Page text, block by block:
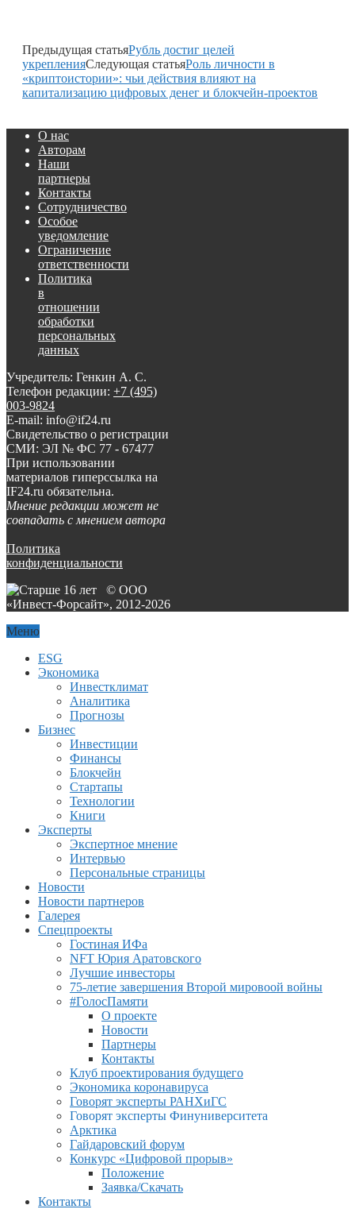
Предыдущая статьяРубль достиг целей
укрепленияСледующая статьяРоль личности в
«криптоистории»: чьи действия влияют на
капитализацию цифровых денег и блокчейн-проектов
О нас
Авторам
Наши
партнеры
Контакты
Сотрудничество
Особое
уведомление
Ограничение
ответственности
Политика
в
отношении
обработки
персональных
данных
Учредитель: Генкин А. С.
Телефон редакции: +7 (495)
003-9824
E-mail: info@if24.ru
Свидетельство о регистрации
СМИ: ЭЛ № ФС 77 - 67477
При использовании
материалов гиперссылка на
IF24.ru обязательна.
Мнение редакции может не
совпадать с мнением автора
Политика
конфиденциальности
© ООО
«Инвест-Форсайт», 2012-2026
Меню
ESG
Экономика
Инвестклимат
Аналитика
Прогнозы
Бизнес
Инвестиции
Финансы
Блокчейн
Стартапы
Технологии
Книги
Эксперты
Экспертное мнение
Интервью
Персональные страницы
Новости
Новости партнеров
Галерея
Спецпроекты
Гостиная ИФа
NFT Юрия Аратовского
Лучшие инвесторы
75-летие завершения Второй мировоой войны
#ГолосПамяти
О проекте
Новости
Партнеры
Контакты
Клуб проектирования будущего
Экономика коронавируса
Говорят эксперты РАНХиГС
Говорят эксперты Финуниверситета
Арктика
Гайдаровский форум
Конкурс «Цифровой прорыв»
Положение
Заявка/Скачать
Контакты